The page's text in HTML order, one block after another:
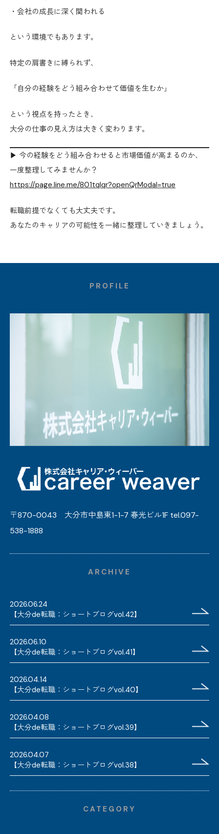
・会社の成長に深く関われる
という環境でもあります。
特定の肩書きに縛られず、
「自分の経験をどう組み合わせて価値を生むか」
という視点を持ったとき、
大分の仕事の見え方は大きく変わります。
▶ 今の経験をどう組み合わせると市場価値が高まるのか、
一度整理してみませんか？
https://page.line.me/801tqlqr?openQrModal=true
転職前提でなくても大丈夫です。
あなたのキャリアの可能性を一緒に整理していきましょう。
PROFILE
〒870-0043 大分市中島東1-1-7 春光ビル1F tel.097-
538-1888
ARCHIVE
2026.06.24
【大分de転職：ショートブログvol.42】
2026.06.10
【大分de転職：ショートブログvol.41】
2026.04.14
【大分de転職：ショートブログvol.40】
2026.04.08
【大分de転職：ショートブログvol.39】
2026.04.07
【大分de転職：ショートブログvol.38】
CATEGORY